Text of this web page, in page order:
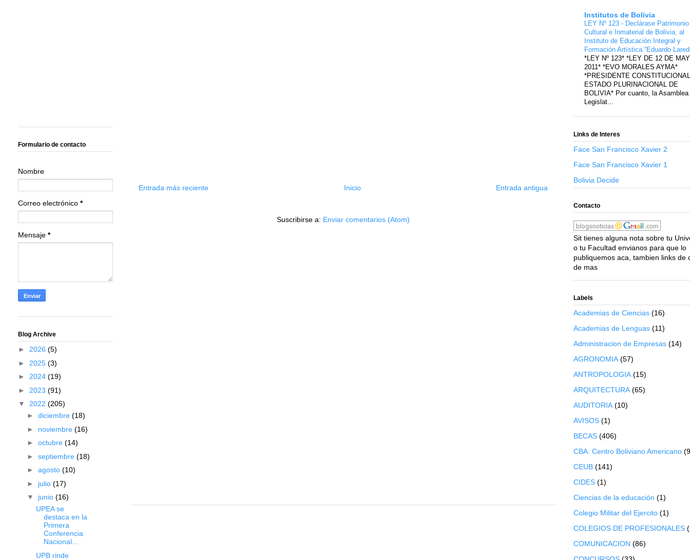
Entrada más reciente Entrada antigua
Inicio
Suscribirse a: Enviar comentarios (Atom)
Formulario de contacto
Nombre
Correo electrónico *
Mensaje *
Blog Archive
► 2026 (5)
► 2025 (3)
► 2024 (19)
► 2023 (91)
▼ 2022 (205)
► diciembre (18)
► noviembre (16)
► octubre (14)
► septiembre (18)
► agosto (10)
► julio (17)
▼ junio (16)
UPEA se
destaca en la
Primera
Conferencia
Nacional...
UPB rinde
Institutos de Bolivia
LEY Nº 123 - Declárase Patrimonio
Cultural e Inmaterial de Bolivia, al
Instituto de Educación Integral y
Formación Artística “Eduardo
*LEY Nº 123* *LEY DE 12 DE
2011* *EVO MORALES AYMA*
*PRESIDENTE
ESTADO PLURINACIONAL DE
BOLIVIA* Por cuanto, la Asamblea
Legislat...
Links de Interes
Face San Francisco Xavier 2
Face San Francisco Xavier 1
Bolivia Decide
Contacto
Sit tienes alguna nota sobre tu
o tu Facultad envianos para que lo
publiquemos aca, tambien links de
de mas
Labels
Academias de Ciencias (16)
Academias de Lenguas (11)
Administracion de Empresas (14)
AGRONOMIA (57)
ANTROPOLOGIA (15)
ARQUITECTURA (65)
AUDITORIA (10)
AVISOS (1)
BECAS (406)
CBA: Centro Boliviano Americano
CEUB (141)
CIDES (1)
Ciencias de la educación (1)
Colegio Militar del Ejercito (1)
COLEGIOS DE PROFESIONALES
COMUNICACION (86)